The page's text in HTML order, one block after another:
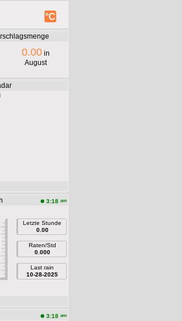
°C
0.00in
August
3:18 am
Letzte Stunde
0.00
Raten/Std
0.000
Last rain
10-28-2025
3:18 am